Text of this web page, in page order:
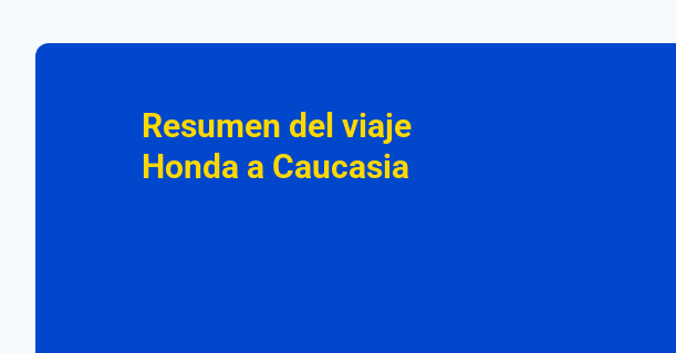
Resumen del viaje
Honda a Caucasia